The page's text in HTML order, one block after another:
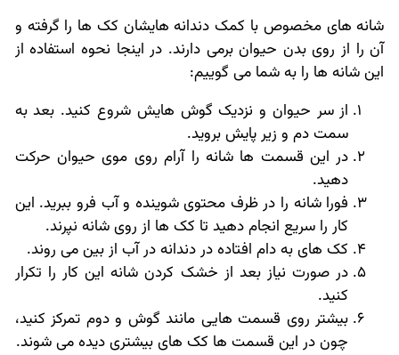
شانه های مخصوص با کمک دندانه هایشان کک ها را گرفته و
آن را از روی بدن حیوان برمی دارند. در اینجا نحوه استفاده از
این شانه ها را به شما می گوییم:
از سر حیوان و نزدیک گوش هایش شروع کنید. بعد به
سمت دم و زیر پایش بروید.
در این قسمت ها شانه را آرام روی موی حیوان حرکت
دهید.
فورا شانه را در ظرف محتوی شوینده و آب فرو ببرید. این
کار را سریع انجام دهید تا کک ها از روی شانه نپرند.
کک های به دام افتاده در دندانه در آب از بین می روند.
در صورت نیاز بعد از خشک کردن شانه این کار را تکرار
کنید.
بیشتر روی قسمت هایی مانند گوش و دوم تمرکز کنید،
چون در این قسمت ها کک های بیشتری دیده می شوند.